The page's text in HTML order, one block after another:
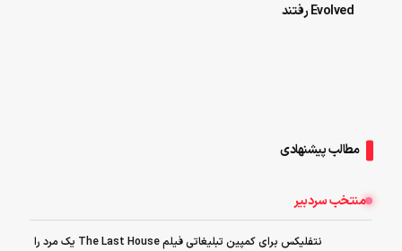
Evolved رفتند
مطالب پیشنهادی
منتخب سردبیر
نتفلیکس برای کمپین تبلیغاتی فیلم The Last House یک مرد را